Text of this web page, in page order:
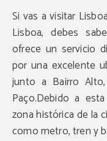
Si vas a visitar
Lisboa, debes
ofrece un servicio
por una excelente
junto a Bairro
Paço.Debido a
zona histórica de la
como metro, tren y